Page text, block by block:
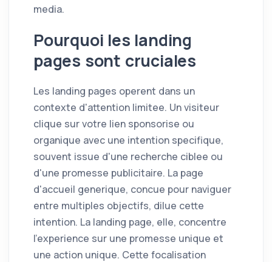
media.
Pourquoi les landing
pages sont cruciales
Les landing pages operent dans un
contexte d'attention limitee. Un visiteur
clique sur votre lien sponsorise ou
organique avec une intention specifique,
souvent issue d'une recherche ciblee ou
d'une promesse publicitaire. La page
d'accueil generique, concue pour naviguer
entre multiples objectifs, dilue cette
intention. La landing page, elle, concentre
l'experience sur une promesse unique et
une action unique. Cette focalisation